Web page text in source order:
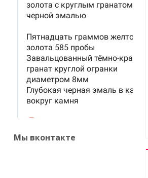
Мы вконтакте